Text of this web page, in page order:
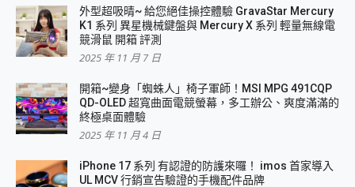
外型超吸晴~ 給您絕佳操控體驗 GravaStar Mercury
K1 系列 異星機械鍵盤與 Mercury X 系列 輕量無線電
競滑鼠 開箱 評測
2025 年 11 月 7 日
開箱~變身「蜘蛛人」椅子軍師！MSI MPG 491CQP
QD-OLED 超寬曲面電競螢幕，多工辦公、爽度滿滿的
終極桌面體驗
2025 年 11 月 4 日
iPhone 17 系列 有認證的防護來囉！ imos 首家導入
UL MCV 行銷宣告驗證的手機配件品牌